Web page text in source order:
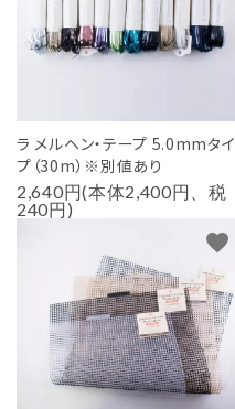
ラ メルヘン・テープ 5.0mmタイ
プ（30m）※別値あり
2,640円(本体2,400円、税
240円)
favorite